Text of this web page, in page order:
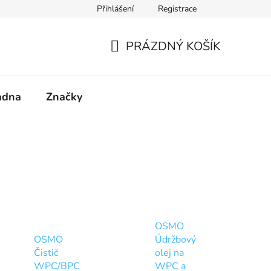
Přihlášení Registrace
PRÁZDNÝ KOŠÍK
Značky
OSMO
Čistič
WPC/BPC
OSMO
Údržbový
olej na
WPC a